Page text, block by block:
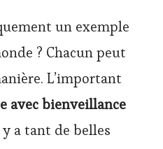
un exemple
? Chacun peut
L’important
avec bienveillance
y a tant de belles